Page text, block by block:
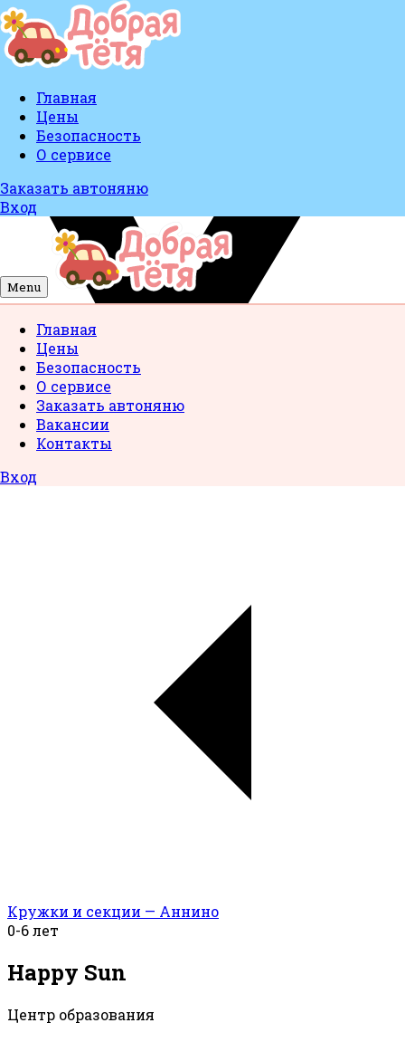
Главная
Цены
Безопасность
О сервисе
Заказать автоняню
Вход
Menu
Главная
Цены
Безопасность
О сервисе
Заказать автоняню
Вакансии
Контакты
Вход
Кружки и секции — Аннино
0-6 лет
Happy Sun
Центр образования